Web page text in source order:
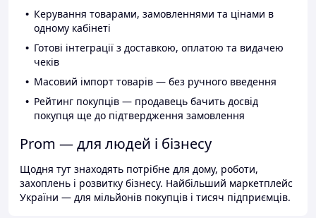
Керування товарами, замовленнями та цінами в
одному кабінеті
Готові інтеграції з доставкою, оплатою та видачею
чеків
Масовий імпорт товарів — без ручного введення
Рейтинг покупців — продавець бачить досвід
покупця ще до підтвердження замовлення
Prom — для людей і бізнесу
Щодня тут знаходять потрібне для дому, роботи,
захоплень і розвитку бізнесу. Найбільший маркетплейс
України — для мільйонів покупців і тисяч підприємців.